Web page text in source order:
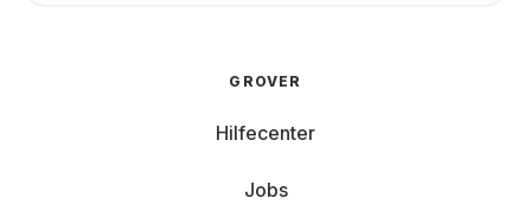
GROVER
Hilfecenter
Jobs